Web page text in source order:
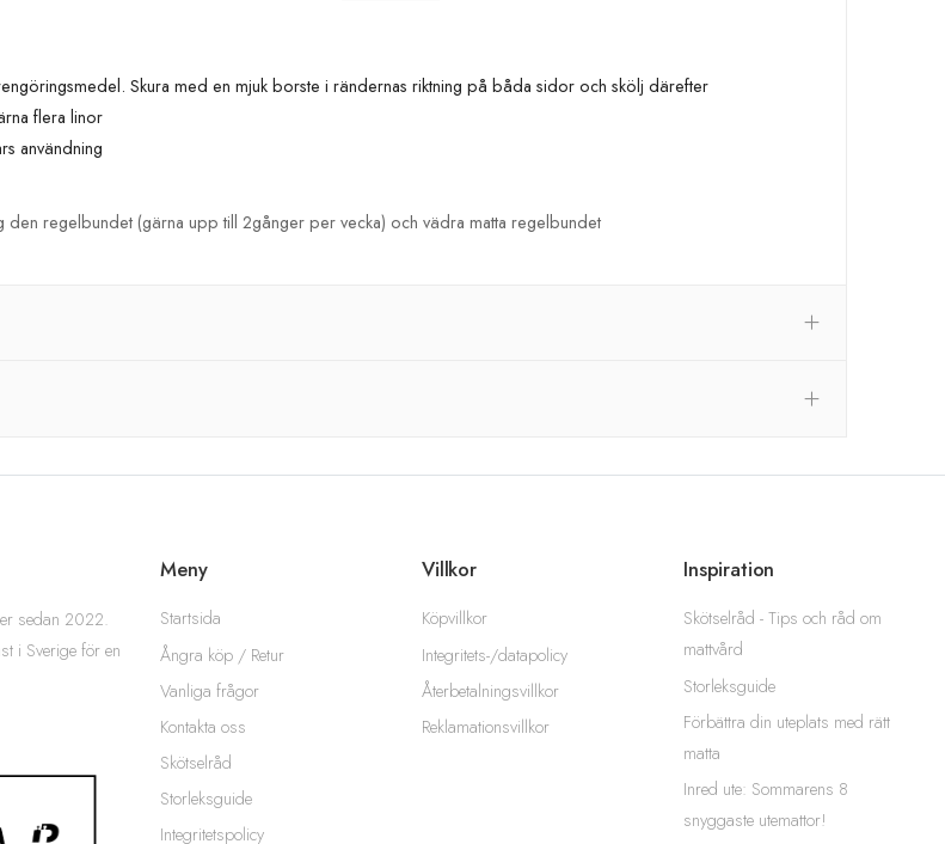
Skura med en mjuk borste i rändernas riktning på båda sidor och skölj därefter
flera linor
användning
den regelbundet (gärna upp till 2gånger per vecka) och vädra matta regelbundet
sedan 2022.
i Sverige för en
Meny
Startsida
Ångra köp / Retur
Vanliga frågor
Kontakta oss
Skötselråd
Storleksguide
Integritetspolicy
Villkor
Köpvillkor
Integritets-/datapolicy
Återbetalningsvillkor
Reklamationsvillkor
Inspiration
Skötselråd - Tips och råd om
mattvård
Storleksguide
Förbättra din uteplats med rätt
matta
Inred ute: Sommarens 8
snyggaste utemattor!